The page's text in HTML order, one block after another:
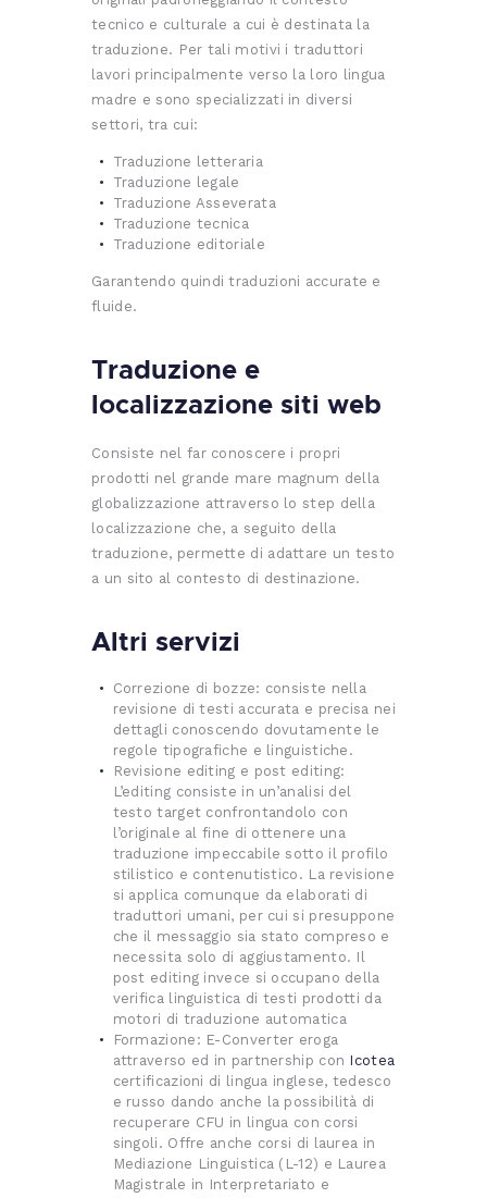
tecnico e culturale a cui è destinata la
traduzione. Per tali motivi i traduttori
lavori principalmente verso la loro lingua
madre e sono specializzati in diversi
settori, tra cui:
Traduzione letteraria
Traduzione legale
Traduzione Asseverata
Traduzione tecnica
Traduzione editoriale
Garantendo quindi traduzioni accurate e
fluide.
Traduzione e
localizzazione siti web
Consiste nel far conoscere i propri
prodotti nel grande mare magnum della
globalizzazione attraverso lo step della
localizzazione che, a seguito della
traduzione, permette di adattare un testo
a un sito al contesto di destinazione.
Altri servizi
Correzione di bozze: consiste nella
revisione di testi accurata e precisa nei
dettagli conoscendo dovutamente le
regole tipografiche e linguistiche.
Revisione editing e post editing:
L’editing consiste in un’analisi del
testo target confrontandolo con
l’originale al fine di ottenere una
traduzione impeccabile sotto il profilo
stilistico e contenutistico. La revisione
si applica comunque da elaborati di
traduttori umani, per cui si presuppone
che il messaggio sia stato compreso e
necessita solo di aggiustamento. Il
post editing invece si occupano della
verifica linguistica di testi prodotti da
motori di traduzione automatica
Formazione: E-Converter eroga
attraverso ed in partnership con Icotea
certificazioni di lingua inglese, tedesco
e russo dando anche la possibilità di
recuperare CFU in lingua con corsi
singoli. Offre anche corsi di laurea in
Mediazione Linguistica (L-12) e Laurea
Magistrale in Interpretariato e